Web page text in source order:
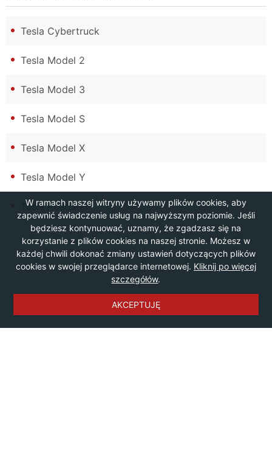
W ramach naszej witryny używamy plików cookies, aby
zapewnić świadczenie usług na najwyższym poziomie. Jeśli
będziesz kontynuować, uznamy, że zgadzasz się na
korzystanie z plików cookies na naszej stronie. Możesz w
każdej chwili dokonać zmiany ustawień dotyczących plików
cookies w swojej przeglądarce internetowej. Kliknij po więcej
szczegółów.
AKCEPTUJĘ
Tesla Cybertruck
Tesla Model 2
Tesla Model 3
Tesla Model S
Tesla Model X
Tesla Model Y
Tesla Roadster